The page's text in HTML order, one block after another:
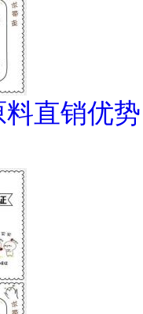
直销优势